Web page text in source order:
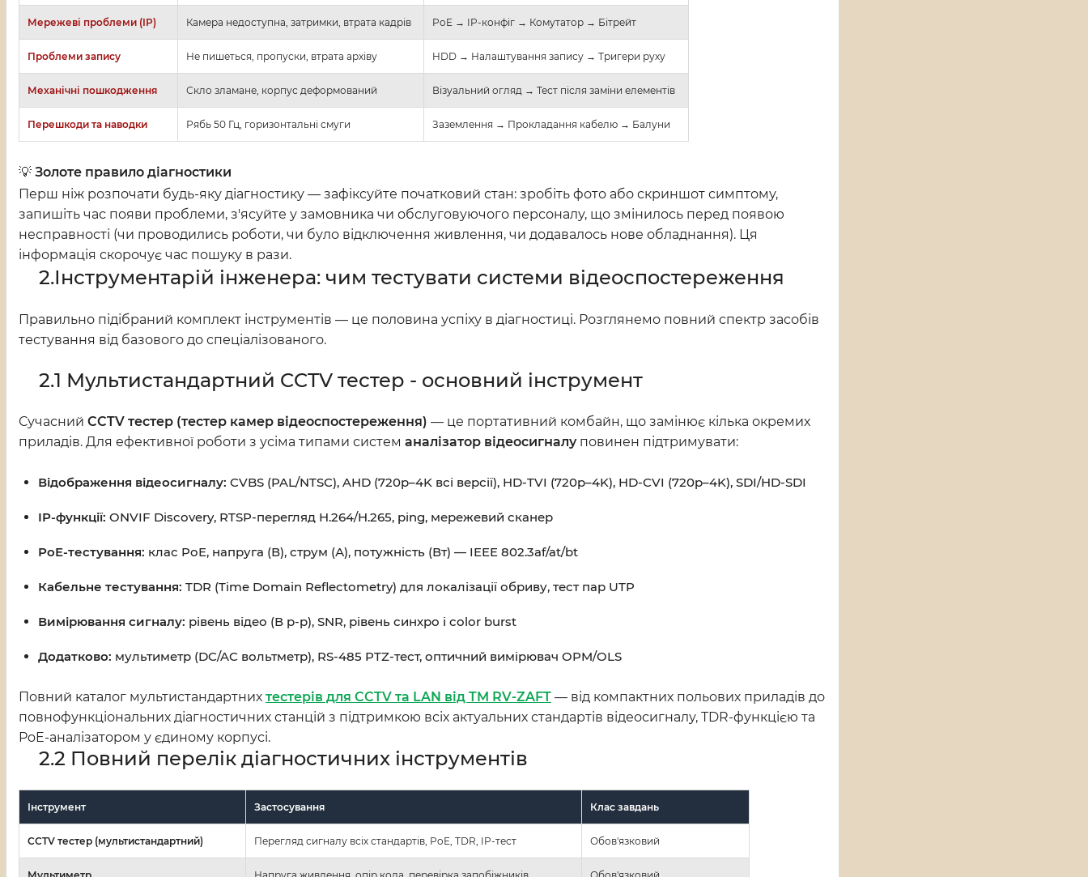
Мережеві проблеми (IP) Камера недоступна, затримки, втрата кадрів PoE → IP-конфіг → Комутатор → Бітрейт
Проблеми запису Не пишеться, пропуски, втрата архіву HDD → Налаштування запису → Тригери руху
Механічні пошкодження Скло зламане, корпус деформований Візуальний огляд → Тест після заміни елементів
Перешкоди та наводки Рябь 50 Гц, горизонтальні смуги Заземлення → Прокладання кабелю → Балуни
💡 Золоте правило діагностики
Перш ніж розпочати будь-яку діагностику — зафіксуйте початковий стан: зробіть фото або скриншот симптому,
запишіть час появи проблеми, з'ясуйте у замовника чи обслуговуючого персоналу, що змінилось перед появою
несправності (чи проводились роботи, чи було відключення живлення, чи додавалось нове обладнання). Ця
інформація скорочує час пошуку в рази.
2.Інструментарій інженера: чим тестувати системи відеоспостереження
Правильно підібраний комплект інструментів — це половина успіху в діагностиці. Розглянемо повний спектр засобів
тестування від базового до спеціалізованого.
2.1 Мультистандартний CCTV тестер - основний інструмент
Сучасний CCTV тестер (тестер камер відеоспостереження) — це портативний комбайн, що замінює кілька окремих
приладів. Для ефективної роботи з усіма типами систем аналізатор відеосигналуповинен підтримувати:
Відображення відеосигналу: CVBS (PAL/NTSC), AHD (720p–4K всі версії), HD-TVI (720p–4K), HD-CVI (720p–4K), SDI/HD-SDI
IP-функції: ONVIF Discovery, RTSP-перегляд H.264/H.265, ping, мережевий сканер
PoE-тестування: клас PoE, напруга (В), струм (А), потужність (Вт) — IEEE 802.3af/at/bt
Кабельне тестування: TDR (Time Domain Reflectometry) для локалізації обриву, тест пар UTP
Вимірювання сигналу: рівень відео (В p-p), SNR, рівень синхро і color burst
Додатково: мультиметр (DC/AC вольтметр), RS-485 PTZ-тест, оптичний вимірювач OPM/OLS
Повний каталог мультистандартних тестерів для CCTV та LAN від TM RV-ZAFT — від компактних польових приладів до
повнофункціональних діагностичних станцій з підтримкою всіх актуальних стандартів відеосигналу, TDR-функцією та
PoE-аналізатором у єдиному корпусі.
2.2 Повний перелік діагностичних інструментів
Інструмент Застосування Клас завдань
CCTV тестер (мультистандартний) Перегляд сигналу всіх стандартів, PoE, TDR, IP-тест Обов'язковий